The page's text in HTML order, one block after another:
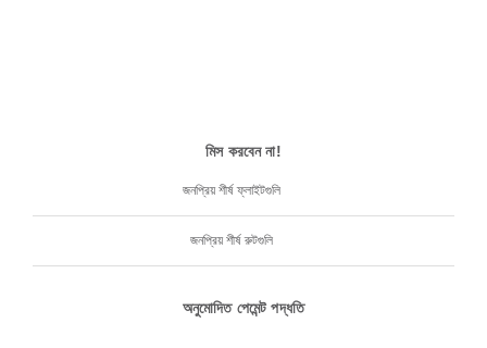
মিস করবেন না!
জনপ্রিয় শীর্ষ ফ্লাইটগুলি
জনপ্রিয় শীর্ষ রুটগুলি
অনুমোদিত পেমেন্ট পদ্ধতি